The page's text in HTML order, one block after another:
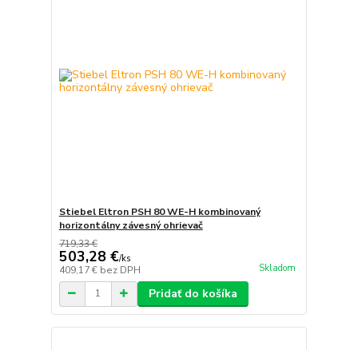
Stiebel Eltron PSH 80 WE-H kombinovaný
horizontálny závesný ohrievač
719,33 €
503,28 €/ks
409,17 € bez DPH Skladom
Pridať do košíka